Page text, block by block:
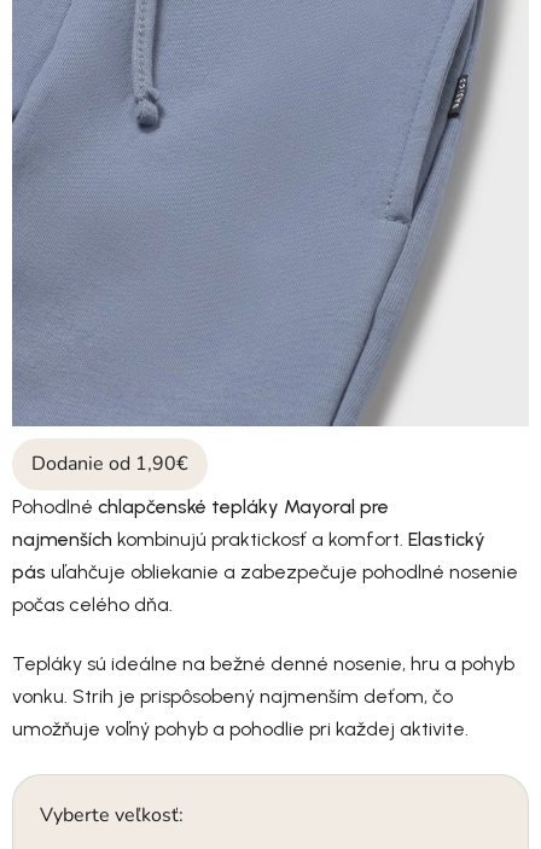
Dodanie od 1,90€
Pohodlné chlapčenské tepláky Mayoral pre
najmenších kombinujú praktickosť a komfort. Elastický
pás uľahčuje obliekanie a zabezpečuje pohodlné nosenie
počas celého dňa.
Tepláky sú ideálne na bežné denné nosenie, hru a pohyb
vonku. Strih je prispôsobený najmenším deťom, čo
umožňuje voľný pohyb a pohodlie pri každej aktivite.
Vyberte veľkosť: